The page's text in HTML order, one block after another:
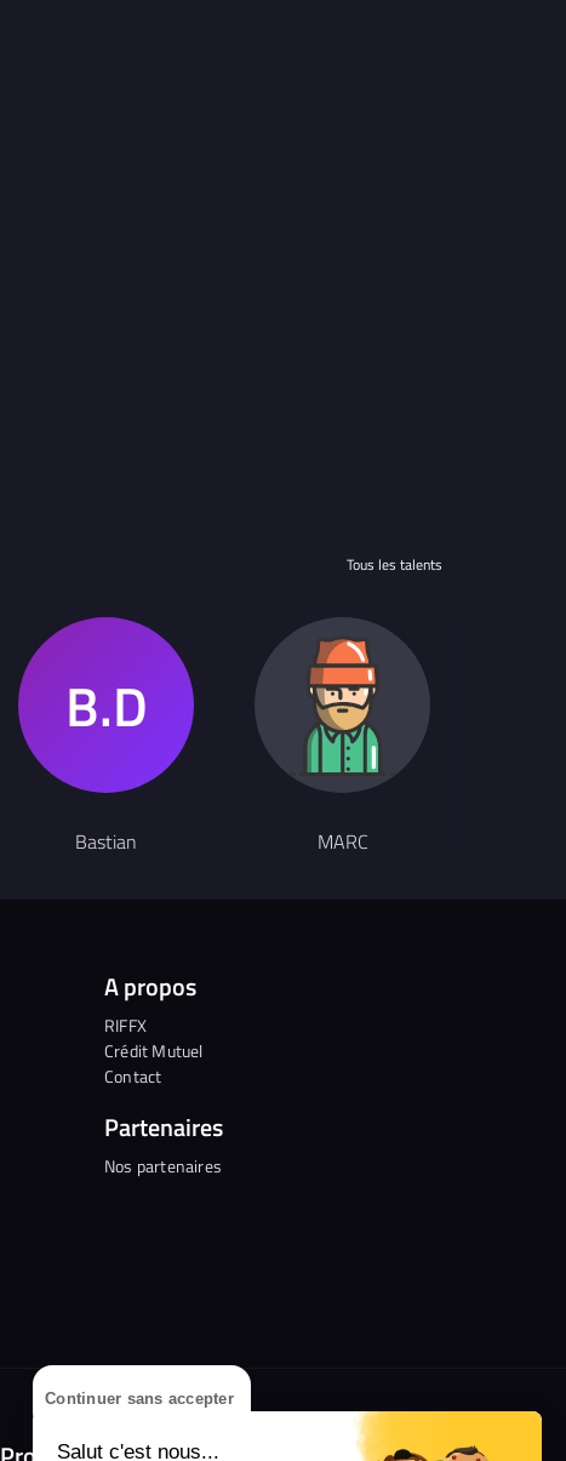
Continuer sans accepter
Salut c'est nous...
Tous les talents
Bastian MARC
A propos
RIFFX
Crédit Mutuel
Contact
Partenaires
Nos partenaires